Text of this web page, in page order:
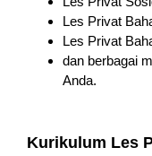
Les Privat
Les Privat
dan berbagai
Anda.
Kurikulum Les